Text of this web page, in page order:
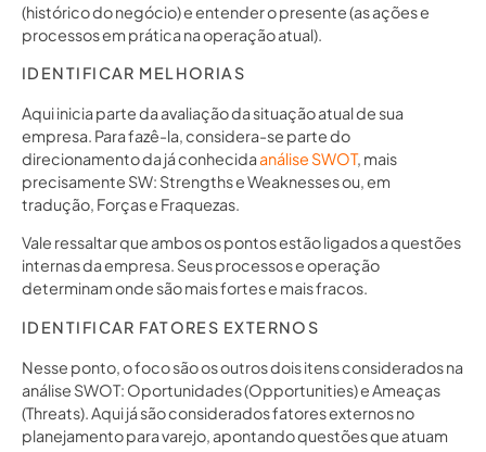
(histórico do negócio) e entender o presente (as ações e
processos em prática na operação atual).
IDENTIFICAR MELHORIAS
Aqui inicia parte da avaliação da situação atual de sua
empresa. Para fazê-la, considera-se parte do
direcionamento da já conhecidaanálise SWOT, mais
precisamente SW: Strengths e Weaknesses ou, em
tradução, Forças e Fraquezas.
Vale ressaltar que ambos os pontos estão ligados a questões
internas da empresa. Seus processos e operação
determinam onde são mais fortes e mais fracos.
IDENTIFICAR FATORES EXTERNOS
Nesse ponto, o foco são os outros dois itens considerados na
análise SWOT: Oportunidades (Opportunities) e Ameaças
(Threats). Aqui já são considerados fatores externos no
planejamento para varejo, apontando questões que atuam